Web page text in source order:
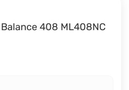
408 ML408NC